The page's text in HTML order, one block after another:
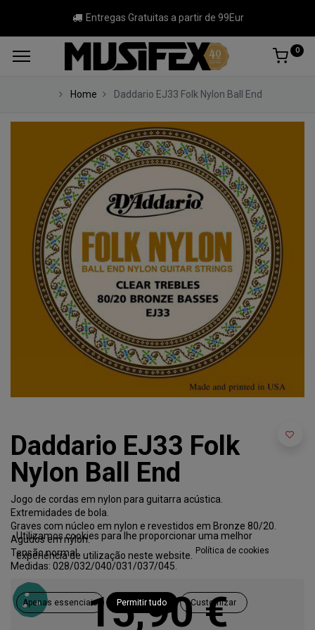
Entregas Gratuitas a partir de 99Eur
0
Home Daddario EJ33 Folk Nylon Ball End
Daddario EJ33 Folk
Nylon Ball End
Jogo de cordas em nylon para guitarra acústica.
Extremidades de bola.
Graves com núcleo em nylon e revestidos em Bronze 80/20.
Agudos em nylon.
Tensão normal.
Medidas: 028/032/040/031/037/045.
15,90€
Utilizamos cookies para lhe proporcionar uma melhor
experiência de utilização neste website.
Política de cookies
Apenas essenciais Permitir tudo Customizar